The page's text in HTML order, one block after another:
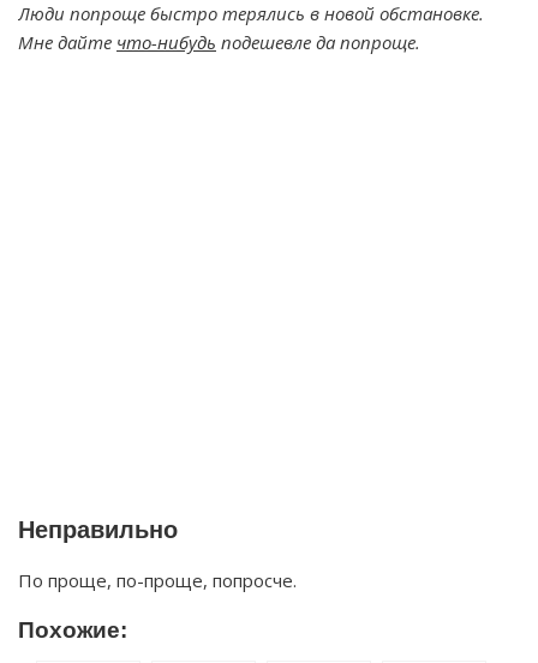
Люди попроще быстро терялись в новой обстановке.
Мне дайте что-нибудь подешевле да попроще.
Неправильно
По проще, по-проще, попросче.
Похожие: